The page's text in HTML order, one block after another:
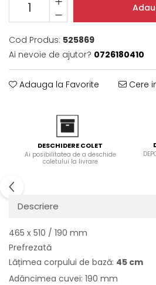
Inductie
Mixte
Plite cu hota integrata
Cod Produs: 525869
Ai nevoie de ajutor? 0726180410
Adauga la Favorite Cere
DESCHIDERE COLET
Ai posibilitatea de a deschide
coletului la livrare
Descriere
465 x 510 / 190 mm
Prefrezată
Lățimea corpului de bază: 45 cm
Adâncimea cuvei: 190 mm